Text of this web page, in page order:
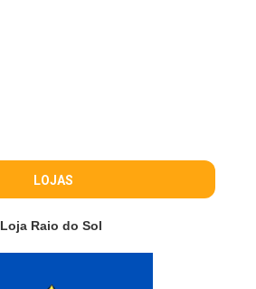
LOJAS
Loja Raio do Sol